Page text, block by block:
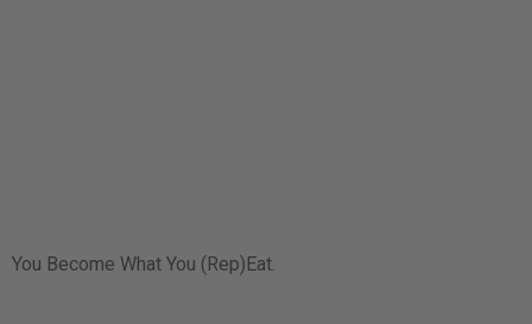
You Become What You (Rep)Eat.